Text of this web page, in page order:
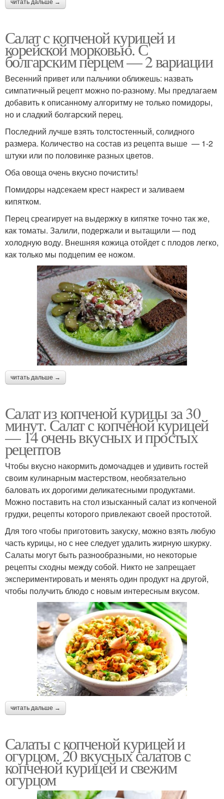
читать дальше →
Салат с копченой курицей и
корейской морковью. С
болгарским перцем — 2 вариации
Весенний привет или пальчики оближешь: назвать
симпатичный рецепт можно по-разному. Мы предлагаем
добавить к описанному алгоритму не только помидоры,
но и сладкий болгарский перец.
Последний лучше взять толстостенный, солидного
размера. Количество на состав из рецепта выше — 1-2
штуки или по половинке разных цветов.
Оба овоща очень вкусно почистить!
Помидоры надсекаем крест накрест и заливаем
кипятком.
Перец среагирует на выдержку в кипятке точно так же,
как томаты. Залили, подержали и вытащили — под
холодную воду. Внешняя кожица отойдет с плодов легко,
как только мы подцепим ее ножом.
читать дальше →
Салат из копченой курицы за 30
минут. Салат с копченой курицей
— 14 очень вкусных и простых
рецептов
Чтобы вкусно накормить домочадцев и удивить гостей
своим кулинарным мастерством, необязательно
баловать их дорогими деликатесными продуктами.
Можно поставить на стол изысканный салат из копченой
грудки, рецепты которого привлекают своей простотой.
Для того чтобы приготовить закуску, можно взять любую
часть курицы, но с нее следует удалить жирную шкурку.
Салаты могут быть разнообразными, но некоторые
рецепты сходны между собой. Никто не запрещает
экспериментировать и менять один продукт на другой,
чтобы получить блюдо с новым интересным вкусом.
читать дальше →
Салаты с копченой курицей и
огурцом. 20 вкусных салатов с
копченой курицей и свежим
огурцом